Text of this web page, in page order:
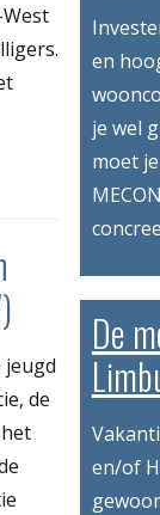
jeugd
de
en
je wel
moet
De
en/of